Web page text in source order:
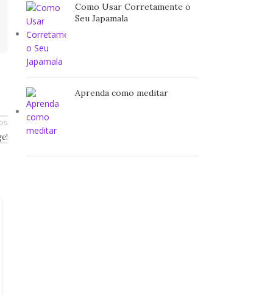
Como Usar Corretamente o
Seu Japamala
Aprenda como meditar